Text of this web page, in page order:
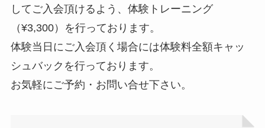
してご入会頂けるよう、体験トレーニング
（¥3,300）を行っております。
体験当日にご入会頂く場合には体験料全額キャッ
シュバックを行っております。
お気軽にご予約・お問い合せ下さい。